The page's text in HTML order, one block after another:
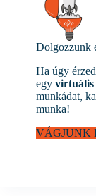
Dolgozzunk
Ha úgy
egy virtuális
munkádat,
munka!
VÁGJUNK